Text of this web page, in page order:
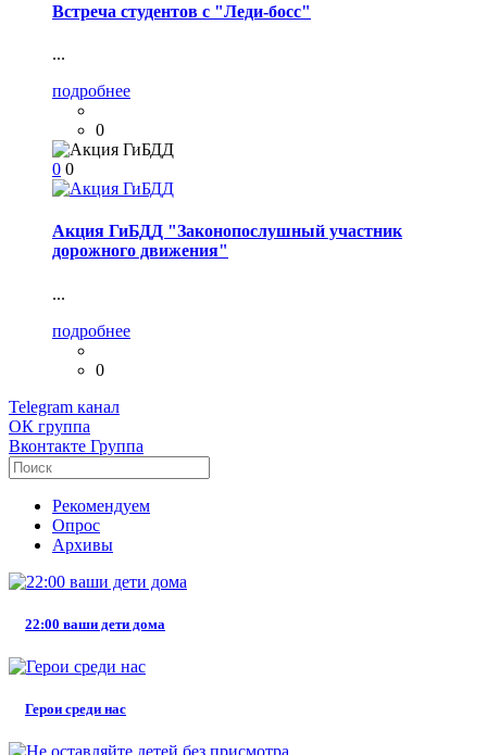
Встреча студентов с "Леди-босс"
...
подробнее
0
0 0
Акция ГиБДД "Законопослушный участник
дорожного движения"
...
подробнее
0
Telegram канал
ОК группа
Вконтакте Группа
Рекомендуем
Опрос
Архивы
22:00 ваши дети дома
Герои среди нас